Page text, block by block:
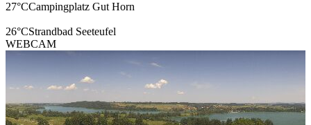
27°CCampingplatz Gut Horn
26°CStrandbad Seeteufel
WEBCAM